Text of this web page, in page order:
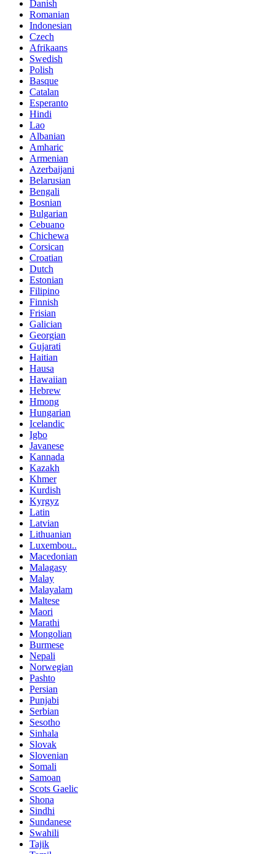
Danish
Romanian
Indonesian
Czech
Afrikaans
Swedish
Polish
Basque
Catalan
Esperanto
Hindi
Lao
Albanian
Amharic
Armenian
Azerbaijani
Belarusian
Bengali
Bosnian
Bulgarian
Cebuano
Chichewa
Corsican
Croatian
Dutch
Estonian
Filipino
Finnish
Frisian
Galician
Georgian
Gujarati
Haitian
Hausa
Hawaiian
Hebrew
Hmong
Hungarian
Icelandic
Igbo
Javanese
Kannada
Kazakh
Khmer
Kurdish
Kyrgyz
Latin
Latvian
Lithuanian
Luxembou..
Macedonian
Malagasy
Malay
Malayalam
Maltese
Maori
Marathi
Mongolian
Burmese
Nepali
Norwegian
Pashto
Persian
Punjabi
Serbian
Sesotho
Sinhala
Slovak
Slovenian
Somali
Samoan
Scots Gaelic
Shona
Sindhi
Sundanese
Swahili
Tajik